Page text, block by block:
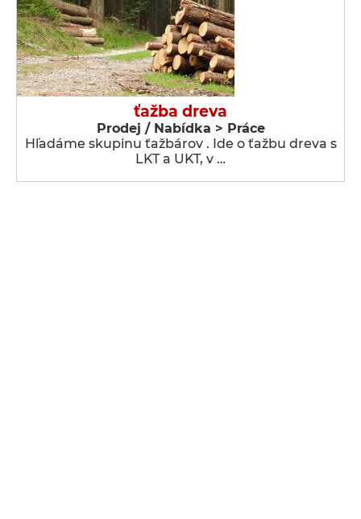
ťažba dreva
Prodej / Nabídka > Práce
Hľadáme skupinu ťažbárov . Ide o ťažbu dreva s
LKT a UKT, v …